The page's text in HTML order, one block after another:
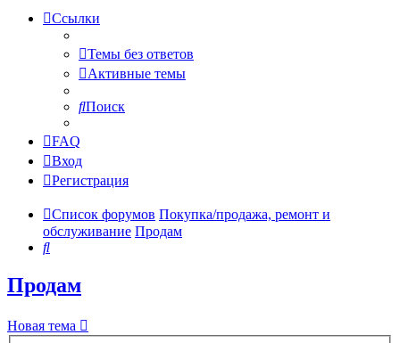
Ссылки
Темы без ответов
Активные темы
Поиск
FAQ
Вход
Регистрация
Список форумов Покупка/продажа, ремонт и
обслуживание Продам
Поиск
Продам
Новая тема